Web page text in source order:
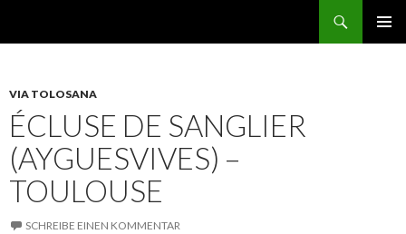
VIA TOLOSANA
ÉCLUSE DE SANGLIER
(AYGUESVIVES) –
TOULOUSE
SCHREIBE EINEN KOMMENTAR